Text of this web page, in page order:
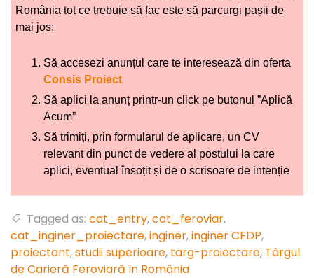
România tot ce trebuie să fac este să parcurgi pașii de
mai jos:
Să accesezi anunțul care te interesează din oferta
Consis Proiect
Să aplici la anunț printr-un click pe butonul ”Aplică
Acum”
Să trimiți, prin formularul de aplicare, un CV
relevant din punct de vedere al postului la care
aplici, eventual însoțit și de o scrisoare de intenție
Tagged as: cat_entry,cat_feroviar,
cat_inginer_proiectare,inginer,inginer CFDP,
proiectant,studii superioare, targ-proiectare, Târgul
de Carieră Feroviară în România